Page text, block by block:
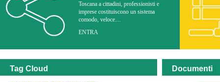
Toscana a cittadini, professionisti e
imprese costituiscono un sistema
comodo, veloce....
ENTRA
Tag Cloud Documenti